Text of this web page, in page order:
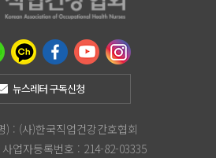
) : (사)한국직업건강간호협회
업자등록번호 : 214-82-03335
뉴스레터 구독신청